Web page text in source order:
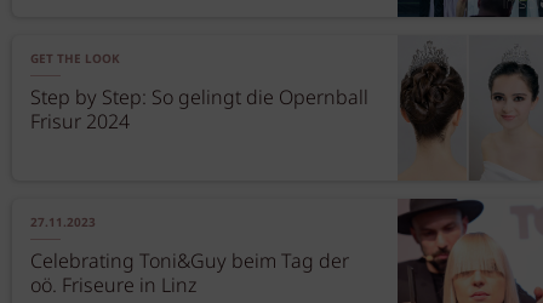
GET THE LOOK
Step by Step: So gelingt die Opernball
Frisur 2024
27.11.2023
Celebrating Toni&Guy beim Tag der
oö. Friseure in Linz